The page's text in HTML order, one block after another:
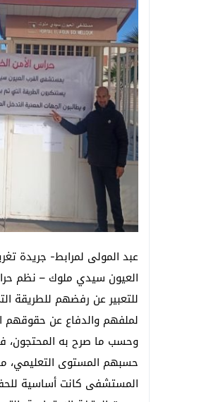
عبد المولى لمرابط- جريدة
العيون سيدي ملوك – نظم
للتعبير عن رفضهم للطريقة
لملفهم والدفاع عن حقوقهم
وحسب ما صرح به المحتجون،
حسبهم المستوى التعليمي،
المستشفى كانت أساسية